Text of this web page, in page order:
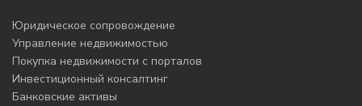
Юридическое сопровождение
Управление недвижимостью
Покупка недвижимости с порталов
Инвестиционный консалтинг
Банковские активы